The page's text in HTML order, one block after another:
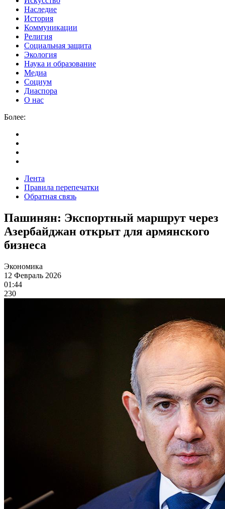
Наследие
История
Коммуникации
Религия
Социальная защита
Экология
Наука и образование
Медиа
Социум
Диаспора
О нас
Более:
Лента
Правила перепечатки
Обратная связь
Пашинян: Экспортный маршрут через
Азербайджан открыт для армянского
бизнеса
Экономика
12 Февраль 2026
01:44
230